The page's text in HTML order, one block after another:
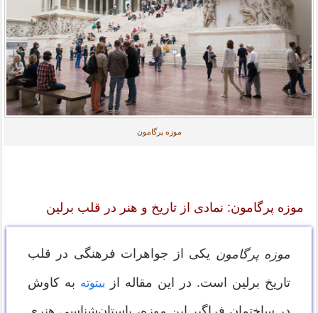
موزه پرگامون
موزه پرگامون: نمادی از تاریخ و هنر در قلب برلین
موزه پرگامون یکی از جواهرات فرهنگی در قلب
تاریخ برلین است. در این مقاله از بیتوته به کاوش